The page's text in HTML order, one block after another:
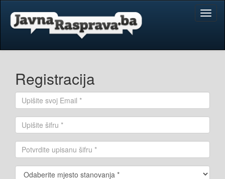
Registracija